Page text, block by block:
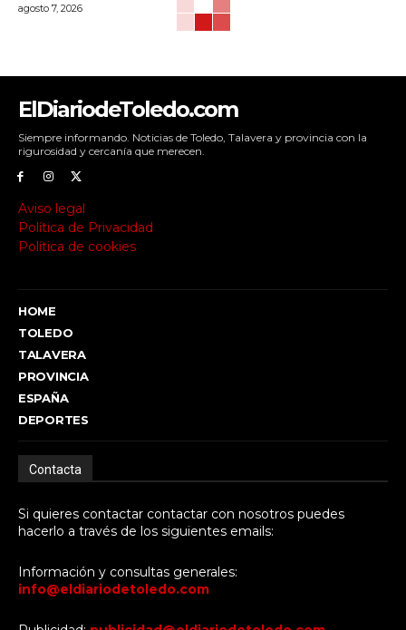
agosto 7, 2026
ElDiariodeToledo.com
Siempre informando. Noticias de Toledo, Talavera y provincia con la
rigurosidad y cercanía que merecen.
Aviso legal
Política de Privacidad
Política de cookies
HOME
TOLEDO
TALAVERA
PROVINCIA
ESPAÑA
DEPORTES
Contacta
Si quieres contactar contactar con nosotros puedes
hacerlo a través de los siguientes emails:
Información y consultas generales:
info@eldiariodetoledo.com